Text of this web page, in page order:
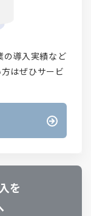
の導入実績など
はぜひサービ
を